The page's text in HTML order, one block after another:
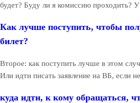
будет? Буду ли я комиссию проходить?
Как лучше поступить, чтобы
билет?
Второе: как поступить лучше в этом
Или идти писать заявление на ВБ, если
куда идти, к кому обращаться,